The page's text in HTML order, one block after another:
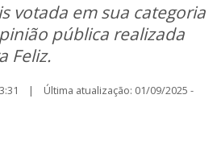
votada em sua categoria
pública realizada
Feliz.
| Última atualização: 01/09/2025 -